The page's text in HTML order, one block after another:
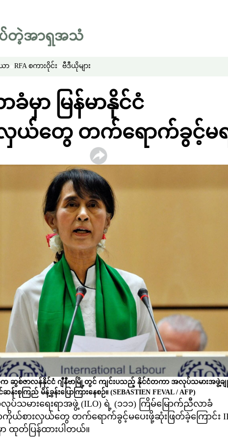
ာ RFA စကားဝိုင်း ဗီဒီယိုများ
မှာ မြန်မာနိုင်ငံ
ယ်တွေ တက်ရောက်ခွင့်မ
က ဆွစ်ဇာလန်နိုင်ငံ ဂျီနီဗာမြို့တွင် ကျင်းပသည့် နိုင်ငံတကာ အလုပ်သမားအဖွဲ့ခ
းစုကြည် မိန့်ခွန်းပြောကြားနေစဉ်။ (SEBASTIEN FEVAL / AFP)
သမားရေးရာအဖွဲ့ (ILO) ရဲ့ (၁၁၁) ကြိမ်မြောက်ညီလာခံ
ယ်စားလှယ်တွေ တက်ရောက်ခွင့်မပေးဖို့ဆုံးဖြတ်ခဲ့ကြောင်း
ထုတ်ပြန်ထားပါတယ်။